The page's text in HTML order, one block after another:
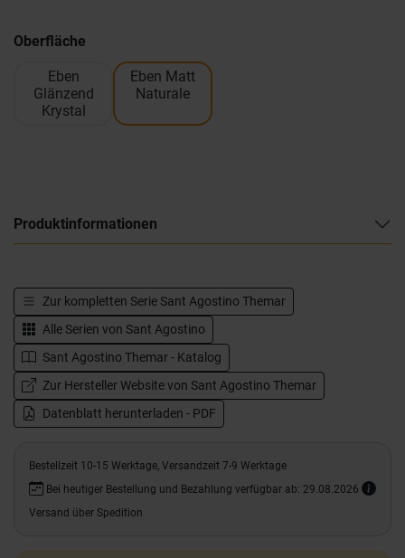
Oberfläche
Eben
Glänzend
Krystal
Eben Matt
Naturale
Produktinformationen
Zur kompletten Serie Sant Agostino Themar
Alle Serien von Sant Agostino
Sant Agostino Themar - Katalog
Zur Hersteller Website von Sant Agostino Themar
Datenblatt herunterladen - PDF
Bestellzeit 10-15 Werktage, Versandzeit 7-9 Werktage
Bei heutiger Bestellung und Bezahlung verfügbar ab: 29.08.2026
Versand über Spedition